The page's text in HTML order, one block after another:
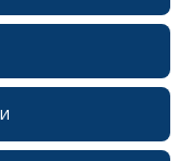
erid: 2SDnjcrDNw6